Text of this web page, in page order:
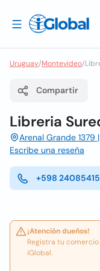
Uruguay/Montevideo/
Compartir
Libreria
Arenal Grande 1379
Escribe una reseña
+598 24085415
¡Atención dueños!
Registra tu
iGlobal.